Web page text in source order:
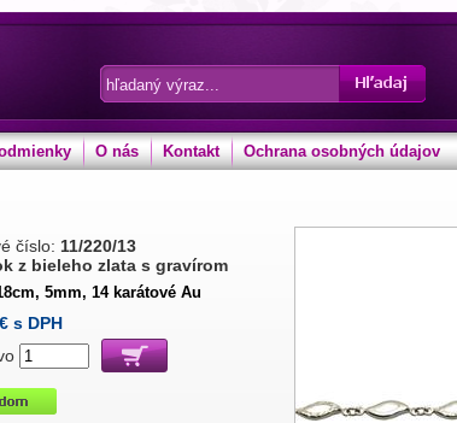
O nás Kontakt Ochrana osobných údajov
číslo: 11/220/13
z bieleho zlata s gravírom
5mm, 14 karátové Au
€ s DPH